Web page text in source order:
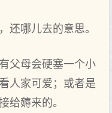
还哪儿去的意思。
父母会硬塞一个小
人家可爱；或者是
给薅来的。